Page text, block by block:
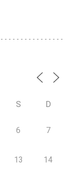
S D
6 7
13 14